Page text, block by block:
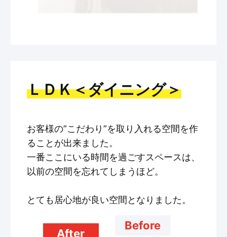
ＬＤＫ＜ダイニング＞
お客様の”こだわり”を取り入れる空間を作
ることが出来ました。
一番ここにいる時間を過ごすスペースは、
以前の空間を忘れてしまうほど。
とても居心地が良い空間となりました。
Before
After